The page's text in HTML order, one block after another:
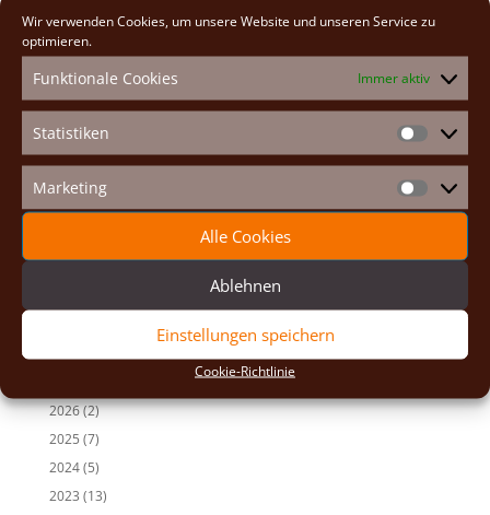
Wir verwenden Cookies, um unsere Website und unseren Service zu
optimieren.
Funktionale Cookies Immer aktiv
Statistiken
Marketing Marketing
Alle Cookies
Ablehnen
Einstellungen speichern
Cookie-Richtlinie
Anfang: 19:00 Uhr in der Bahnhofkirche.
Lobpreis mit Herz-Jesu-Messe
Eintritt frei!
Neueste Beiträge
Osterexerzitien 2026
Adventexerzitien 2025
2026(2)
2025 (7)
2024(5)
2023 (13)